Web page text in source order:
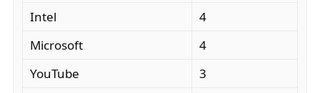
Intel
4
Microsoft
4
YouTube
3